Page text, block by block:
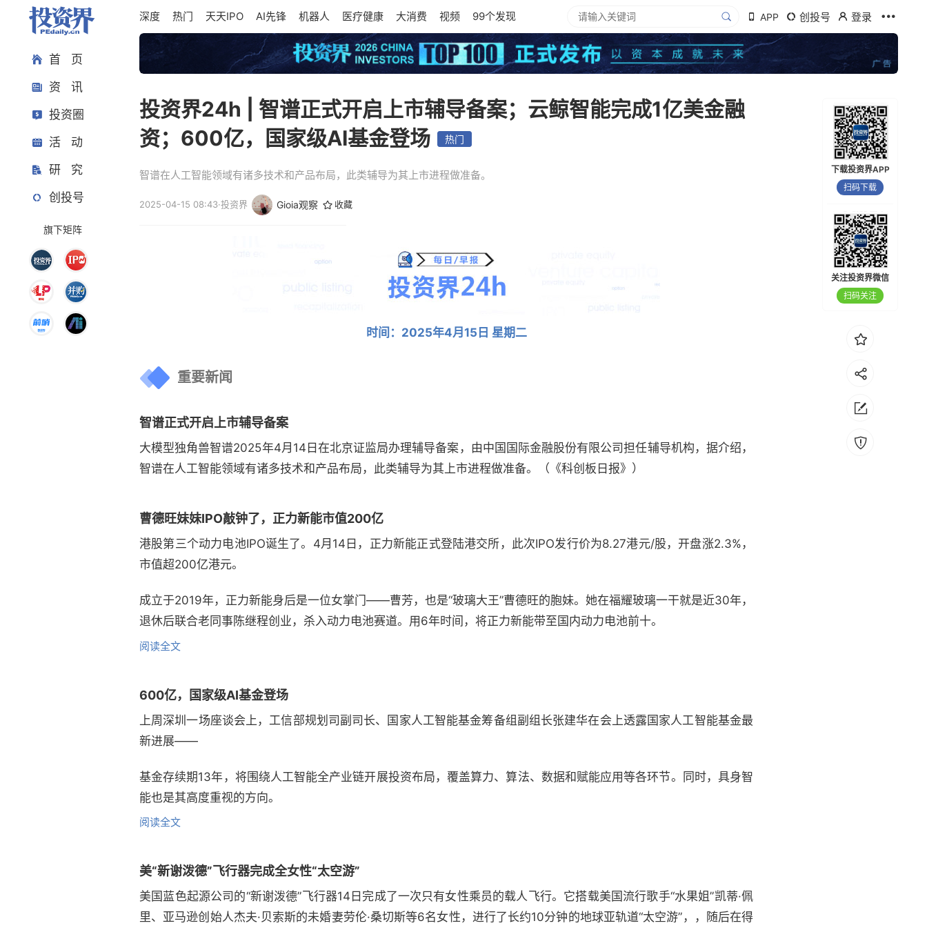
首 页
资 讯
投资圈
活 动
研 究
创投号
旗下矩阵
深度 热门 天天IPO AI先锋 机器人 医疗健康 大消费 视频 99个发现 APP 创投号 登录
投资界24h | 智谱正式开启上市辅导备案；云鲸智能完成1亿美金融
资；600亿，国家级AI基金登场
热门
智谱在人工智能领域有诸多技术和产品布局，此类辅导为其上市进程做准备。
2025-04-15 08:43·投资界 Gioia观察 收藏
时间：2025年4月15日 星期二
重要新闻
智谱正式开启上市辅导备案
大模型独角兽智谱2025年4月14日在北京证监局办理辅导备案，由中国国际金融股份有限公司担任辅导机构，据介绍，
智谱在人工智能领域有诸多技术和产品布局，此类辅导为其上市进程做准备。（《科创板日报》）
曹德旺妹妹IPO敲钟了，正力新能市值200亿
港股第三个动力电池IPO诞生了。 4月14日，正力新能正式登陆港交所，此次IPO发行价为8.27港元/股，开盘涨2.3%，
市值超200亿港元。
成立于2019年，正力新能身后是一位女掌门——曹芳，也是“玻璃大王”曹德旺的胞妹。她在福耀玻璃一干就是近30年，
退休后联合老同事陈继程创业，杀入动力电池赛道。用6年时间，将正力新能带至国内动力电池前十。
阅读全文
600亿，国家级AI基金登场
上周深圳一场座谈会上，工信部规划司副司长、国家人工智能基金筹备组副组长张建华在会上透露国家人工智能基金最
新进展——
基金存续期13年，将围绕人工智能全产业链开展投资布局，覆盖算力、算法、数据和赋能应用等各环节。同时，具身智
能也是其高度重视的方向。
阅读全文
美“新谢泼德”飞行器完成全女性“太空游”
美国蓝色起源公司的“新谢泼德”飞行器14日完成了一次只有女性乘员的载人飞行。它搭载美国流行歌手“水果姐”凯蒂·佩
里、亚马逊创始人杰夫·贝索斯的未婚妻劳伦·桑切斯等6名女性，进行了长约10分钟的地球亚轨道“太空游”，，随后在得
下载投资界APP
扫码下载
关注投资界微信
扫码关注